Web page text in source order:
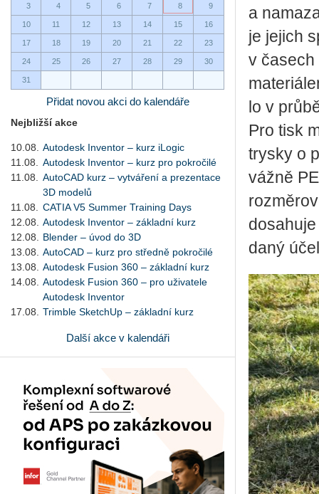
3 4 5 6 7 8 9
10 11 12 13 14 15 16
17 18 19 20 21 22 23
24 25 26 27 28 29 30
31
Přidat novou akci do kalendáře
Nejbližší akce
10.08.
Autodesk Inventor – kurz iLogic
11.08.
Autodesk Inventor – kurz pro pokročilé
11.08.
AutoCAD kurz – vytváření a prezentace
3D modelů
11.08.
CATIA V5 Summer Training Days
12.08.
Autodesk Inventor – základní kurz
12.08.
Blender – úvod do 3D
13.08.
AutoCAD – kurz pro středně pokročilé
13.08.
Autodesk Fusion 360 – základní kurz
14.08.
Autodesk Fusion 360 – pro uživatele
Autodesk Inventor
17.08.
Trimble SketchUp – základní kurz
Další akce v kalendáři
a
je je­jich
v ča­sech
lo v
Pro tisk
trys­ky o
váž­ně
daný